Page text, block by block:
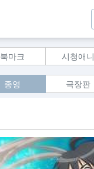
북마크 시청애니
종영 극장판